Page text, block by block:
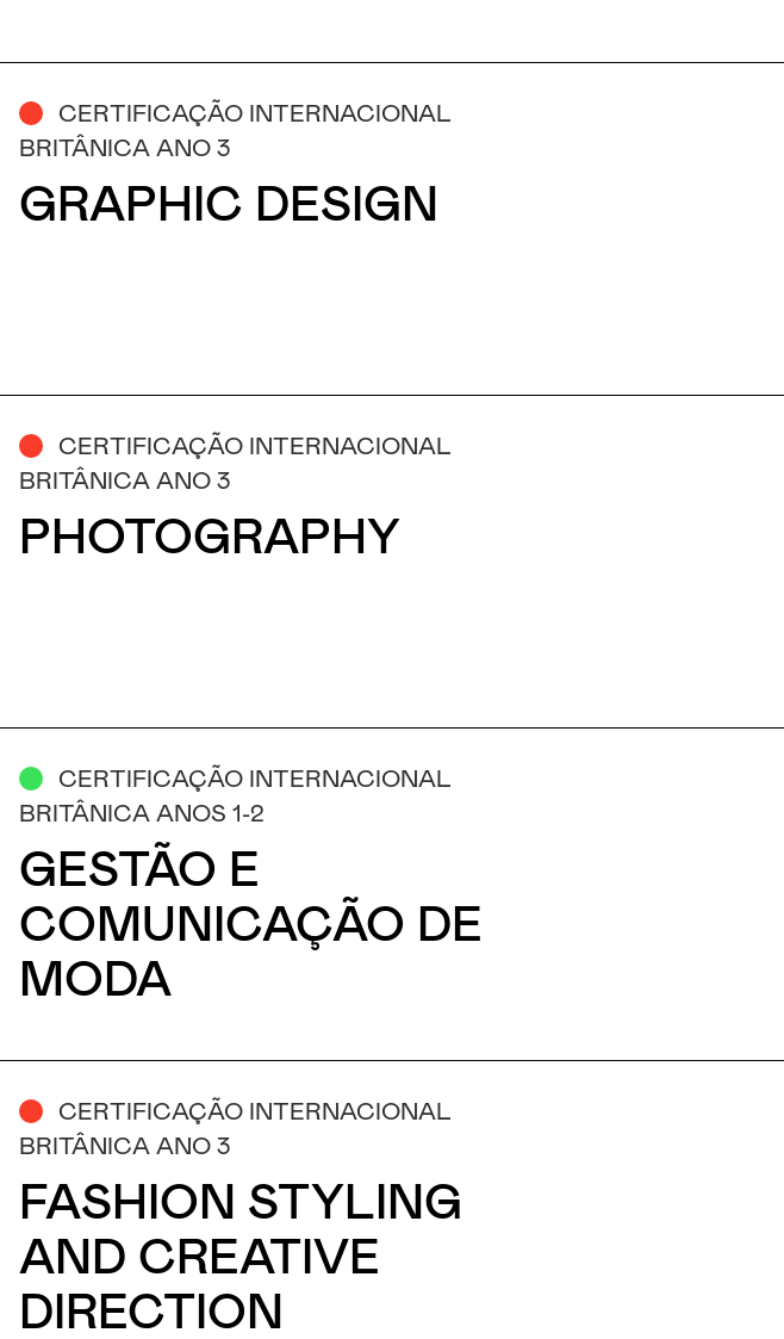
CERTIFICAÇÃO INTERNACIONAL
BRITÂNICA ANO 3
GRAPHIC DESIGN
CERTIFICAÇÃO INTERNACIONAL
BRITÂNICA ANO 3
PHOTOGRAPHY
CERTIFICAÇÃO INTERNACIONAL
BRITÂNICA ANOS 1-2
GESTÃO E
COMUNICAÇÃO DE
MODA
CERTIFICAÇÃO INTERNACIONAL
BRITÂNICA ANO 3
FASHION STYLING
AND CREATIVE
DIRECTION